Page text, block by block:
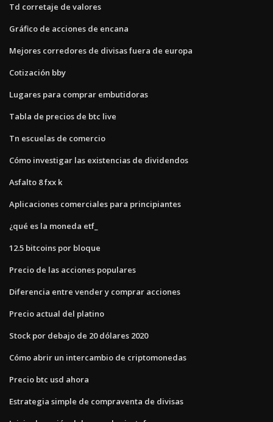
Td corretaje de valores
Gráfico de acciones de encana
Mejores corredores de divisas fuera de europa
Cotización bby
Lugares para comprar embutidoras
Tabla de precios de btc live
Tn escuelas de comercio
Cómo investigar las existencias de dividendos
Asfalto 8 fxx k
Aplicaciones comerciales para principiantes
¿qué es la moneda etf_
12.5 bitcoins por bloque
Precio de las acciones populares
Diferencia entre vender y comprar acciones
Precio actual del platino
Stock por debajo de 20 dólares 2020
Cómo abrir un intercambio de criptomonedas
Precio btc usd ahora
Estrategia simple de compraventa de divisas